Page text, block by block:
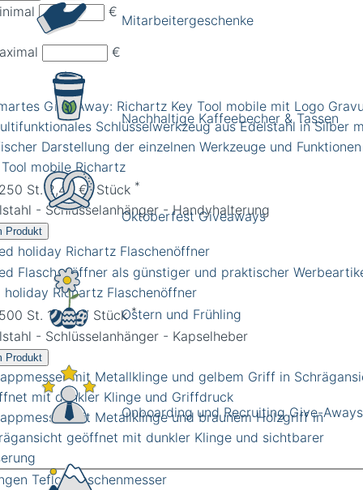
Mitarbeitergeschenke
Nachhaltige Kaffeebecher & Tassen
Oktoberfest Giveaways
Ostern und Frühling
Onboarding und Recruiting Give-Aways
€
€
mobile Richartz
St. 2,45 €/ Stück *
- Schlüsselanhänger - Handyhalterung
Produkt
holiday Richartz Flaschenöffner
St. 1,04 €/ Stück*
- Schlüsselanhänger - Kapselheber
Produkt
Teflon Taschenmesser